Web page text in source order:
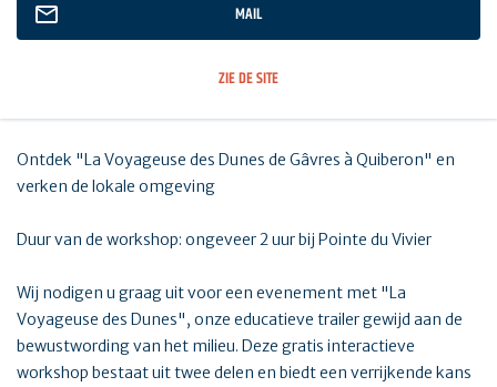
MAIL
ZIE DE SITE
Ontdek "La Voyageuse des Dunes de Gâvres à Quiberon" en
verken de lokale omgeving
Duur van de workshop: ongeveer 2 uur bij Pointe du Vivier
Wij nodigen u graag uit voor een evenement met "La
Voyageuse des Dunes", onze educatieve trailer gewijd aan de
bewustwording van het milieu. Deze gratis interactieve
workshop bestaat uit twee delen en biedt een verrijkende kans